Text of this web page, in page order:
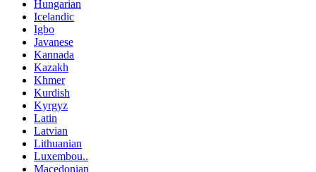
Hungarian
Icelandic
Igbo
Javanese
Kannada
Kazakh
Khmer
Kurdish
Kyrgyz
Latin
Latvian
Lithuanian
Luxembou..
Macedonian